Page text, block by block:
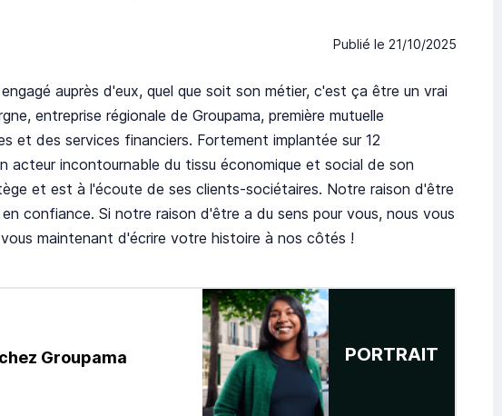
Publié le 21/10/2025
auprès d'eux, quel que soit son métier, c'est ça être un vrai
entreprise régionale de Groupama, première mutuelle
et des services financiers. Fortement implantée sur 12
acteur incontournable du tissu économique et social de son
et est à l'écoute de ses clients-sociétaires. Notre raison d'être
confiance. Si notre raison d'être a du sens pour vous, nous vous
maintenant d'écrire votre histoire à nos côtés !
Groupama PORTRAIT